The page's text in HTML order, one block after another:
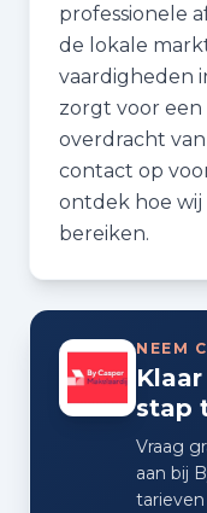
professionele
de lokale
vaardigheden
zorgt voor
overdracht
contact op
ontdek hoe
bereiken.
NEEM
stap
Vraag
aan bij
tarieven